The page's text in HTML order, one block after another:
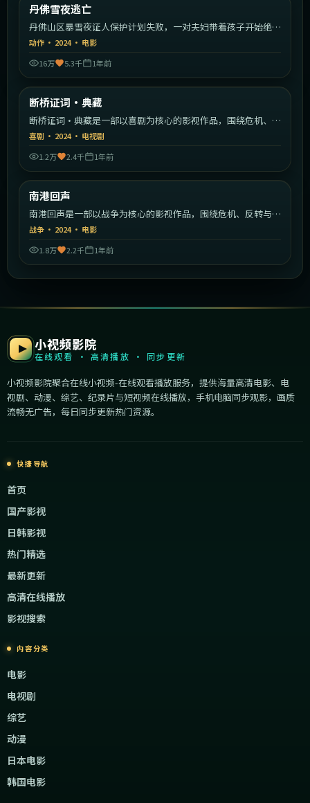
最新
丹佛雪夜逃亡
丹佛山区暴雪夜证人保护计划失败，一对夫妇带着孩子开始绝命
逃亡。
动作 · 2024· 电影
16万
5.3千 1年前
最新
断桥证词·典藏
断桥证词·典藏是一部以喜剧为核心的影视作品，围绕危机、反
转与人物成长展开，整体节奏紧凑，值得推荐观看。
喜剧 · 2024· 电视剧
1.2万
2.4千 1年前
最新
南港回声
南港回声是一部以战争为核心的影视作品，围绕危机、反转与人
物成长展开，整体节奏紧凑，值得推荐观看。
战争 · 2024· 电影
1.8万
2.2千 1年前
小视频影院
在线观看 · 高清播放 · 同步更新
小视频影院聚合在线小视频-在线观看播放服务，提供海量高清电影、电
视剧、动漫、综艺、纪录片与短视频在线播放，手机电脑同步观影，画质
流畅无广告，每日同步更新热门资源。
快捷导航
首页
国产影视
日韩影视
热门精选
最新更新
高清在线播放
影视搜索
内容分类
电影
电视剧
综艺
动漫
日本电影
韩国电影